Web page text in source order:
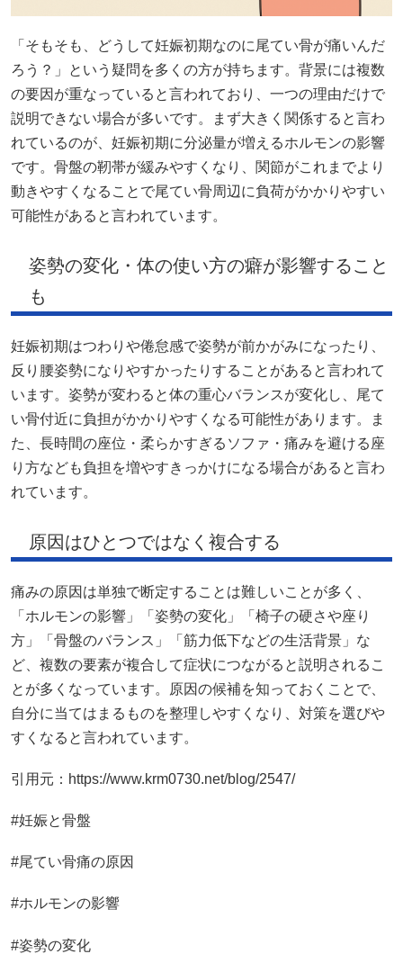
「そもそも、どうして妊娠初期なのに尾てい骨が痛いんだ
ろう？」という疑問を多くの方が持ちます。背景には複数
の要因が重なっていると言われており、一つの理由だけで
説明できない場合が多いです。まず大きく関係すると言わ
れているのが、妊娠初期に分泌量が増えるホルモンの影響
です。骨盤の靭帯が緩みやすくなり、関節がこれまでより
動きやすくなることで尾てい骨周辺に負荷がかかりやすい
可能性があると言われています。
姿勢の変化・体の使い方の癖が影響すること
も
妊娠初期はつわりや倦怠感で姿勢が前かがみになったり、
反り腰姿勢になりやすかったりすることがあると言われて
います。姿勢が変わると体の重心バランスが変化し、尾て
い骨付近に負担がかかりやすくなる可能性があります。ま
た、長時間の座位・柔らかすぎるソファ・痛みを避ける座
り方なども負担を増やすきっかけになる場合があると言わ
れています。
原因はひとつではなく複合する
痛みの原因は単独で断定することは難しいことが多く、
「ホルモンの影響」「姿勢の変化」「椅子の硬さや座り
方」「骨盤のバランス」「筋力低下などの生活背景」な
ど、複数の要素が複合して症状につながると説明されるこ
とが多くなっています。原因の候補を知っておくことで、
自分に当てはまるものを整理しやすくなり、対策を選びや
すくなると言われています。
引用元：https://www.krm0730.net/blog/2547/
#妊娠と骨盤
#尾てい骨痛の原因
#ホルモンの影響
#姿勢の変化